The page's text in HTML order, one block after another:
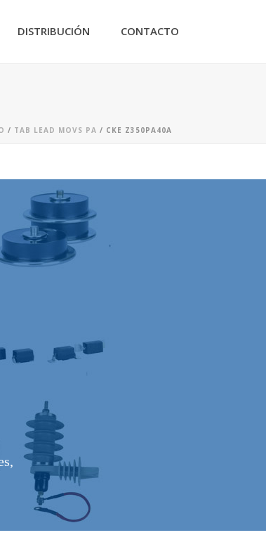
DISTRIBUCIÓN CONTACTO
/ TAB LEAD MOVS PA / CKE Z350PA40A